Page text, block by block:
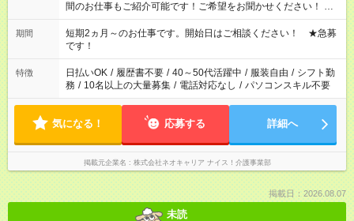
間のお仕事もご紹介可能です！ご希望をお聞かせください！ ★
家庭の都合でお休みが必要な場合も遠慮なくご相談ください。
※週最低15時間以上の勤務が必要です
期間
短期2ヵ月～のお仕事です。開始日はご相談ください！ ★急募
です！
特徴 日払いOK / 履歴書不要 / 40～50代活躍中 / 服装自由 / シフト勤
務 / 10名以上の大量募集 / 電話対応なし / パソコンスキル不要
気になる！ 応募する 詳細へ
掲載元企業名 株式会社ネオキャリア ナイス！介護事業部
掲載日：2026.08.07
未読